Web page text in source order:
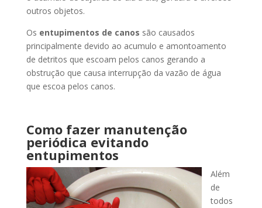
outros objetos.
Os entupimentos de canos são causados
principalmente devido ao acumulo e amontoamento
de detritos que escoam pelos canos gerando a
obstrução que causa interrupção da vazão de água
que escoa pelos canos.
Como fazer manutenção
periódica evitando
entupimentos
Além
de
todos